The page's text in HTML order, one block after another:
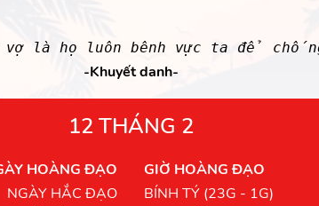
là họ luôn bênh vực ta để chống
-Khuyết danh-
12 THÁNG 2
HOÀNG ĐẠO
NGÀY HẮC ĐẠO
GIỜ HOÀNG ĐẠO
BÍNH TÝ (23G - 1G)